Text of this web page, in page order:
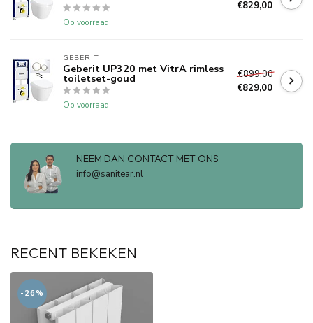
Op voorraad
€829,00
GEBERIT
Geberit UP320 met VitrA rimless
toiletset-goud
Op voorraad
€899,00
€829,00
NEEM DAN CONTACT MET ONS
info@sanitear.nl
RECENT BEKEKEN
-26%